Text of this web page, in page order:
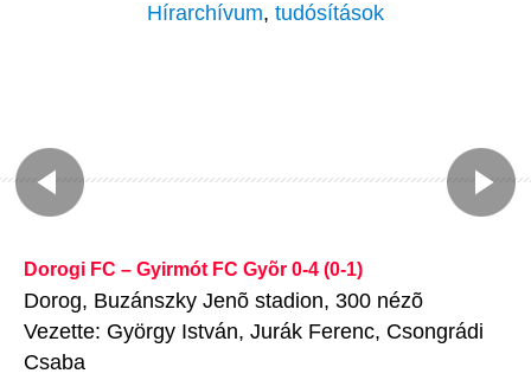
Hírarchívum, tudósítások
Dorogi FC – Gyirmót FC Gyõr 0-4 (0-1)
Dorog, Buzánszky Jenõ stadion, 300 nézõ
Vezette: György István, Jurák Ferenc, Csongrádi
Csaba